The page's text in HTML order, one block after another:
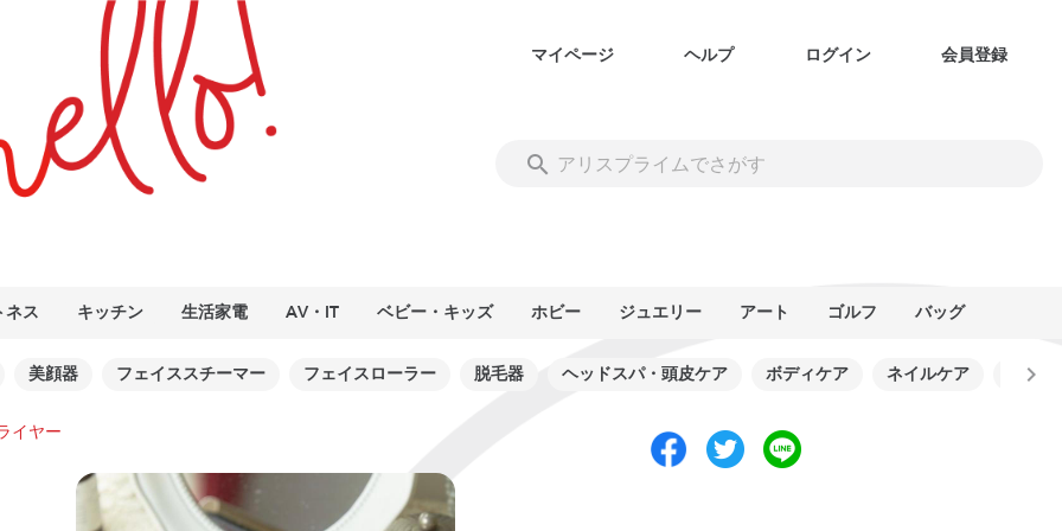
マイページ ヘルプ ログイン 会員登録
ネス キッチン 生活家電 AV・IT ベビー・キッズ ホビー ジュエリー アート ゴルフ バッグ
美顔器 フェイススチーマー フェイスローラー 脱毛器 ヘッドスパ・頭皮ケア ボディケア ネイルケア シェ
イヤー